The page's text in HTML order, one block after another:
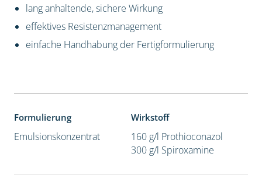
lang anhaltende, sichere Wirkung
effektives Resistenzmanagement
einfache Handhabung der Fertigformulierung
Formulierung
Emulsionskonzentrat
Wirkstoff
160 g/l Prothioconazol
300 g/l Spiroxamine